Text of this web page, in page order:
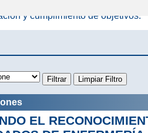
y cumplimiento de objetivos.
EL